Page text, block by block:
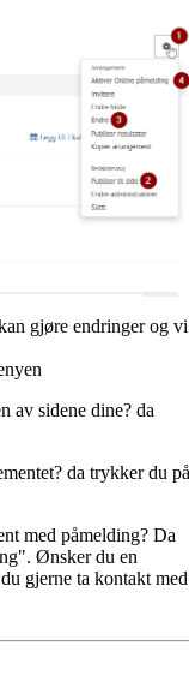
gjøre endringer og vi
av sidene dine? da
da trykker du på
med påmelding? Da
Ønsker du en
gjerne ta kontakt med